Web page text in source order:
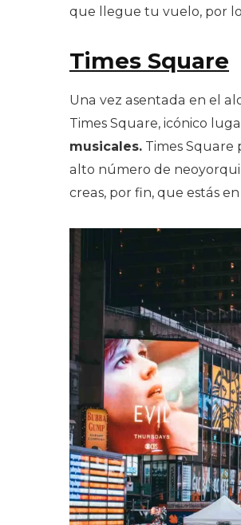
que llegue tu vuelo, por
Times Square
Una vez asentada en el
Times Square, icónico
musicales. Times
alto número de
creas, por fin, que estás